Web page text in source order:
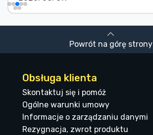
Powrót na górę strony
Obsługa klienta
Skontaktuj się i pomóż
Ogólne warunki umowy
Informacje o zarządzaniu danymi
Rezygnacja, zwrot produktu